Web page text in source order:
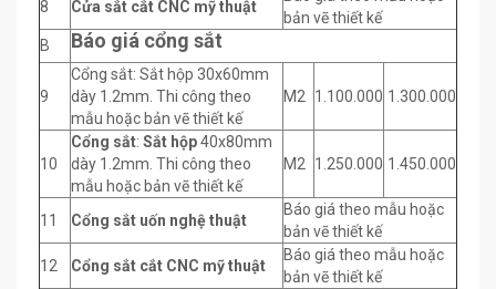
8
Cửa sắt cắt CNC mỹ thuật
bản vẽ thiết kế
B
Báo giá cổng sắt
9
Cổng sắt: Sắt hộp 30x60mm
dày 1.2mm. Thi công theo
mẫu hoặc bản vẽ thiết kế
M2 1.100.000 1.300.000
10
Cổng sắt: Sắt hộp40x80mm
dày 1.2mm. Thi công theo
mẫu hoặc bản vẽ thiết kế
M2 1.250.000 1.450.000
11 Cổng sắt uốn nghệ thuật
Báo giá theo mẫu hoặc
bản vẽ thiết kế
12
Cổng sắt cắt CNC mỹ thuật
Báo giá theo mẫu hoặc
bản vẽ thiết kế